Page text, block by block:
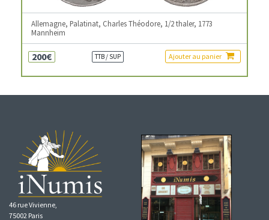
Allemagne, Palatinat, Charles Théodore, 1/2 thaler, 1773
Mannheim
200€ TTB / SUP Ajouter au panier
46 rue Vivienne,
75002 Paris